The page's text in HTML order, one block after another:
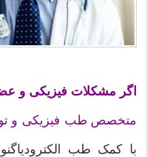
اگر مشکلات فیزیکی و
متخصص طب فیزیکی و
با کمک طب